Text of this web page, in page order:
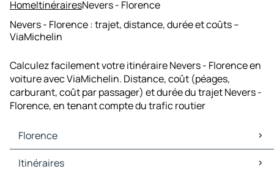
HomeItinérairesNevers - Florence
Nevers - Florence : trajet, distance, durée et coûts –
ViaMichelin
Calculez facilement votre itinéraire Nevers - Florence en
voiture avec ViaMichelin. Distance, coût (péages,
carburant, coût par passager) et durée du trajet Nevers -
Florence, en tenant compte du trafic routier
Florence
Florence Cartes et plans
Itinéraires